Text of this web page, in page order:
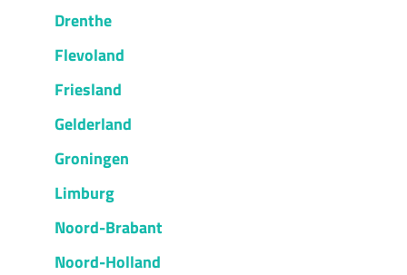
Drenthe
Flevoland
Friesland
Gelderland
Groningen
Limburg
Noord-Brabant
Noord-Holland